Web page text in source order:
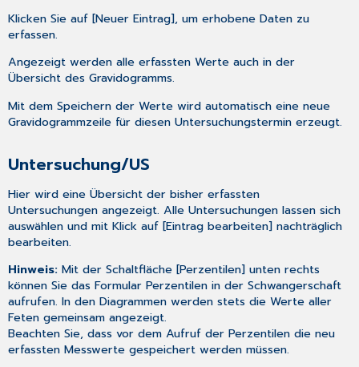
Klicken Sie auf [Neuer Eintrag], um erhobene Daten zu
erfassen.
Angezeigt werden alle erfassten Werte auch in der
Übersicht desGravidogramms.
Mit dem Speichern der Werte wird automatisch eine neue
Gravidogrammzeile für diesen Untersuchungstermin erzeugt.
Untersuchung/US
Hier wird eine Übersicht der bisher erfassten
Untersuchungen angezeigt. Alle Untersuchungen lassen sich
auswählen und mit Klick auf [Eintrag bearbeiten] nachträglich
bearbeiten.
Hinweis:Mit der Schaltfläche [Perzentilen] unten rechts
können Sie das FormularPerzentilen in der Schwangerschaft
aufrufen. In den Diagrammen werden stets die Werte aller
Feten gemeinsam angezeigt.
Beachten Sie, dass vor dem Aufruf der Perzentilen die neu
erfassten Messwerte gespeichert werden müssen.